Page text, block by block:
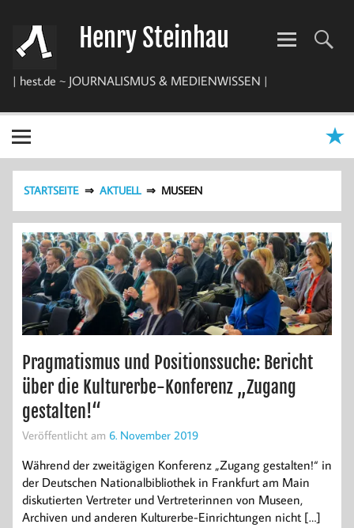
springen
Henry Steinhau
| hest.de ~ JOURNALISMUS & MEDIENWISSEN |
STARTSEITE AKTUELL MUSEEN
Pragmatismus und Positionssuche: Bericht
über die Kulturerbe-Konferenz „Zugang
gestalten!“
Veröffentlicht am 6. November 2019
Während der zweitägigen Konferenz „Zugang gestalten!“ in
der Deutschen Nationalbibliothek in Frankfurt am Main
diskutierten Vertreter und Vertreterinnen von Museen,
Archiven und anderen Kulturerbe-Einrichtungen nicht […]